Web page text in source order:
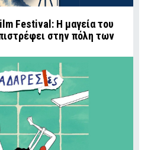
Festival: Η μαγεία του
στην πόλη των